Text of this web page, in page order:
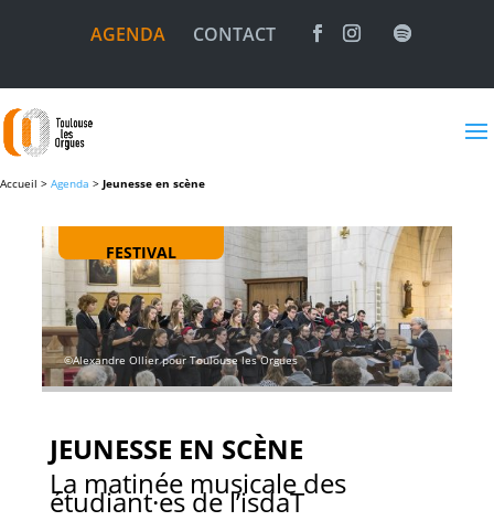
AGENDA CONTACT
Accueil > Agenda > Jeunesse en scène
FESTIVAL
©Alexandre Ollier pour Toulouse les Orgues
JEUNESSE EN SCÈNE
La matinée musicale des
étudiant·es de l’isdaT